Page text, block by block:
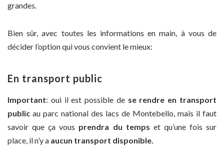
grandes.
Bien sûr, avec toutes les informations en main, à vous de
décider l’option qui vous convient le mieux:
En transport public
Important: oui il est possible de se rendre en transport
public au parc national des lacs de Montebello, mais il faut
savoir que ça vous prendra du temps et qu’une fois sur
place, il n’y a aucun transport disponible.